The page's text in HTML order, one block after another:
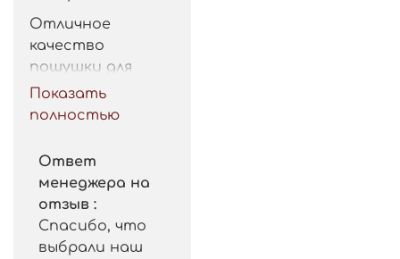
Отличное
качество
пошушки для
такой цены.
Рекомендую.
Показать
полностью
Ответ
менеджера на
отзыв :
Спасибо, что
выбрали наш